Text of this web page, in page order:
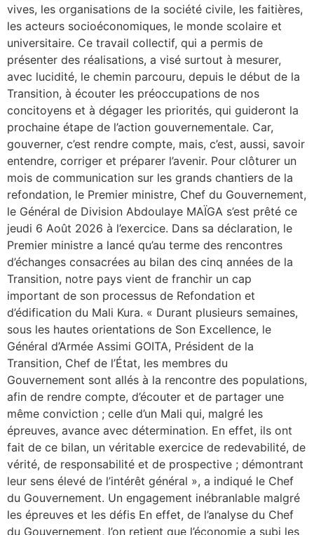
vives, les organisations de la société civile, les faitières,
les acteurs socioéconomiques, le monde scolaire et
universitaire. Ce travail collectif, qui a permis de
présenter des réalisations, a visé surtout à mesurer,
avec lucidité, le chemin parcouru, depuis le début de la
Transition, à écouter les préoccupations de nos
concitoyens et à dégager les priorités, qui guideront la
prochaine étape de l’action gouvernementale. Car,
gouverner, c’est rendre compte, mais, c’est, aussi, savoir
entendre, corriger et préparer l’avenir. Pour clôturer un
mois de communication sur les grands chantiers de la
refondation, le Premier ministre, Chef du Gouvernement,
le Général de Division Abdoulaye MAÏGA s’est prêté ce
jeudi 6 Août 2026 à l’exercice. Dans sa déclaration, le
Premier ministre a lancé qu’au terme des rencontres
d’échanges consacrées au bilan des cinq années de la
Transition, notre pays vient de franchir un cap
important de son processus de Refondation et
d’édification du Mali Kura. « Durant plusieurs semaines,
sous les hautes orientations de Son Excellence, le
Général d’Armée Assimi GOITA, Président de la
Transition, Chef de l’État, les membres du
Gouvernement sont allés à la rencontre des populations,
afin de rendre compte, d’écouter et de partager une
même conviction ; celle d’un Mali qui, malgré les
épreuves, avance avec détermination. En effet, ils ont
fait de ce bilan, un véritable exercice de redevabilité, de
vérité, de responsabilité et de prospective ; démontrant
leur sens élevé de l’intérêt général », a indiqué le Chef
du Gouvernement. Un engagement inébranlable malgré
les épreuves et les défis En effet, de l’analyse du Chef
du Gouvernement, l’on retient que l’économie a subi les